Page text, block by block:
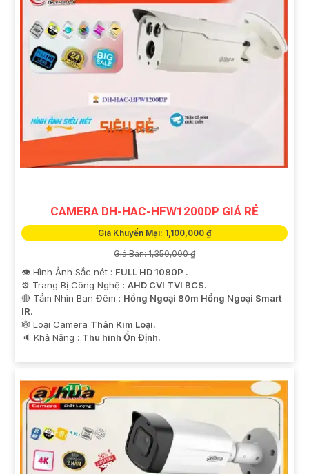
CAMERA DH-HAC-HFW1200DP GIÁ RẺ
Giá Khuyến Mại: 1,100,000 ₫
Giá Bán: 1,350,000 ₫
👁 Hình Ảnh Sắc nét : FULL HD 1080P .
⚙ Trang Bị Công Nghệ : AHD CVI TVI BCS.
🔴 Tầm Nhìn Ban Đêm : Hồng Ngoại 80m Hồng Ngoại Smart
IR.
🕸️ Loại Camera Thân Kim Loại.
️🔈 Khả Năng : Thu hình Ổn Định.